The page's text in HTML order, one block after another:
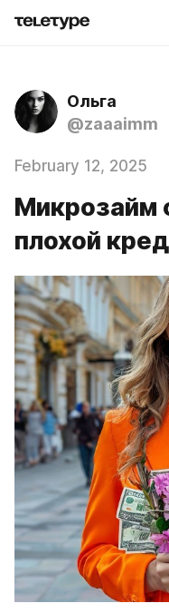
Ольга
@zaaaimm
February 12, 2025
Микрозайм
плохой